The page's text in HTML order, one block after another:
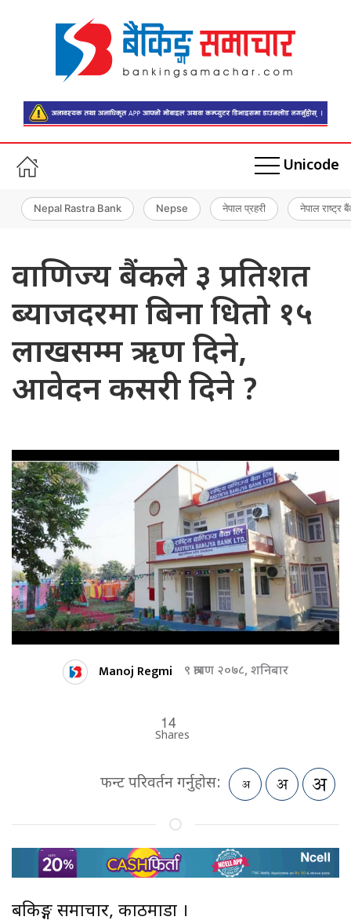
Unicode
Nepal Rastra Bank Nepse नेपाल प्रहरी नेपाल राष्ट्र
वाणिज्य बैंकले ३ प्रतिशत
ब्याजदरमा बिना धिताे १५
लाखसम्म ऋण दिने,
आवेदन कसरी दिने ?
Manoj Regmi ९ श्रावण २०७८, शनिबार
14
Shares
फन्ट परिवर्तन गर्नुहोस:
बैंकिङ्ग समाचार, काठमाडौं ।